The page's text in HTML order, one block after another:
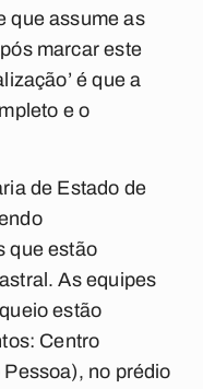
que assume as
marcar este
é que a
e o
de Estado de
que estão
As equipes
estão
Centro
no prédio